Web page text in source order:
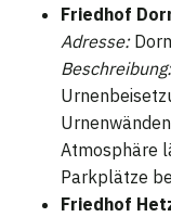
Friedhof
Adresse:
Beschreibung:
Atmosphäre
Parkplätze
Friedhof